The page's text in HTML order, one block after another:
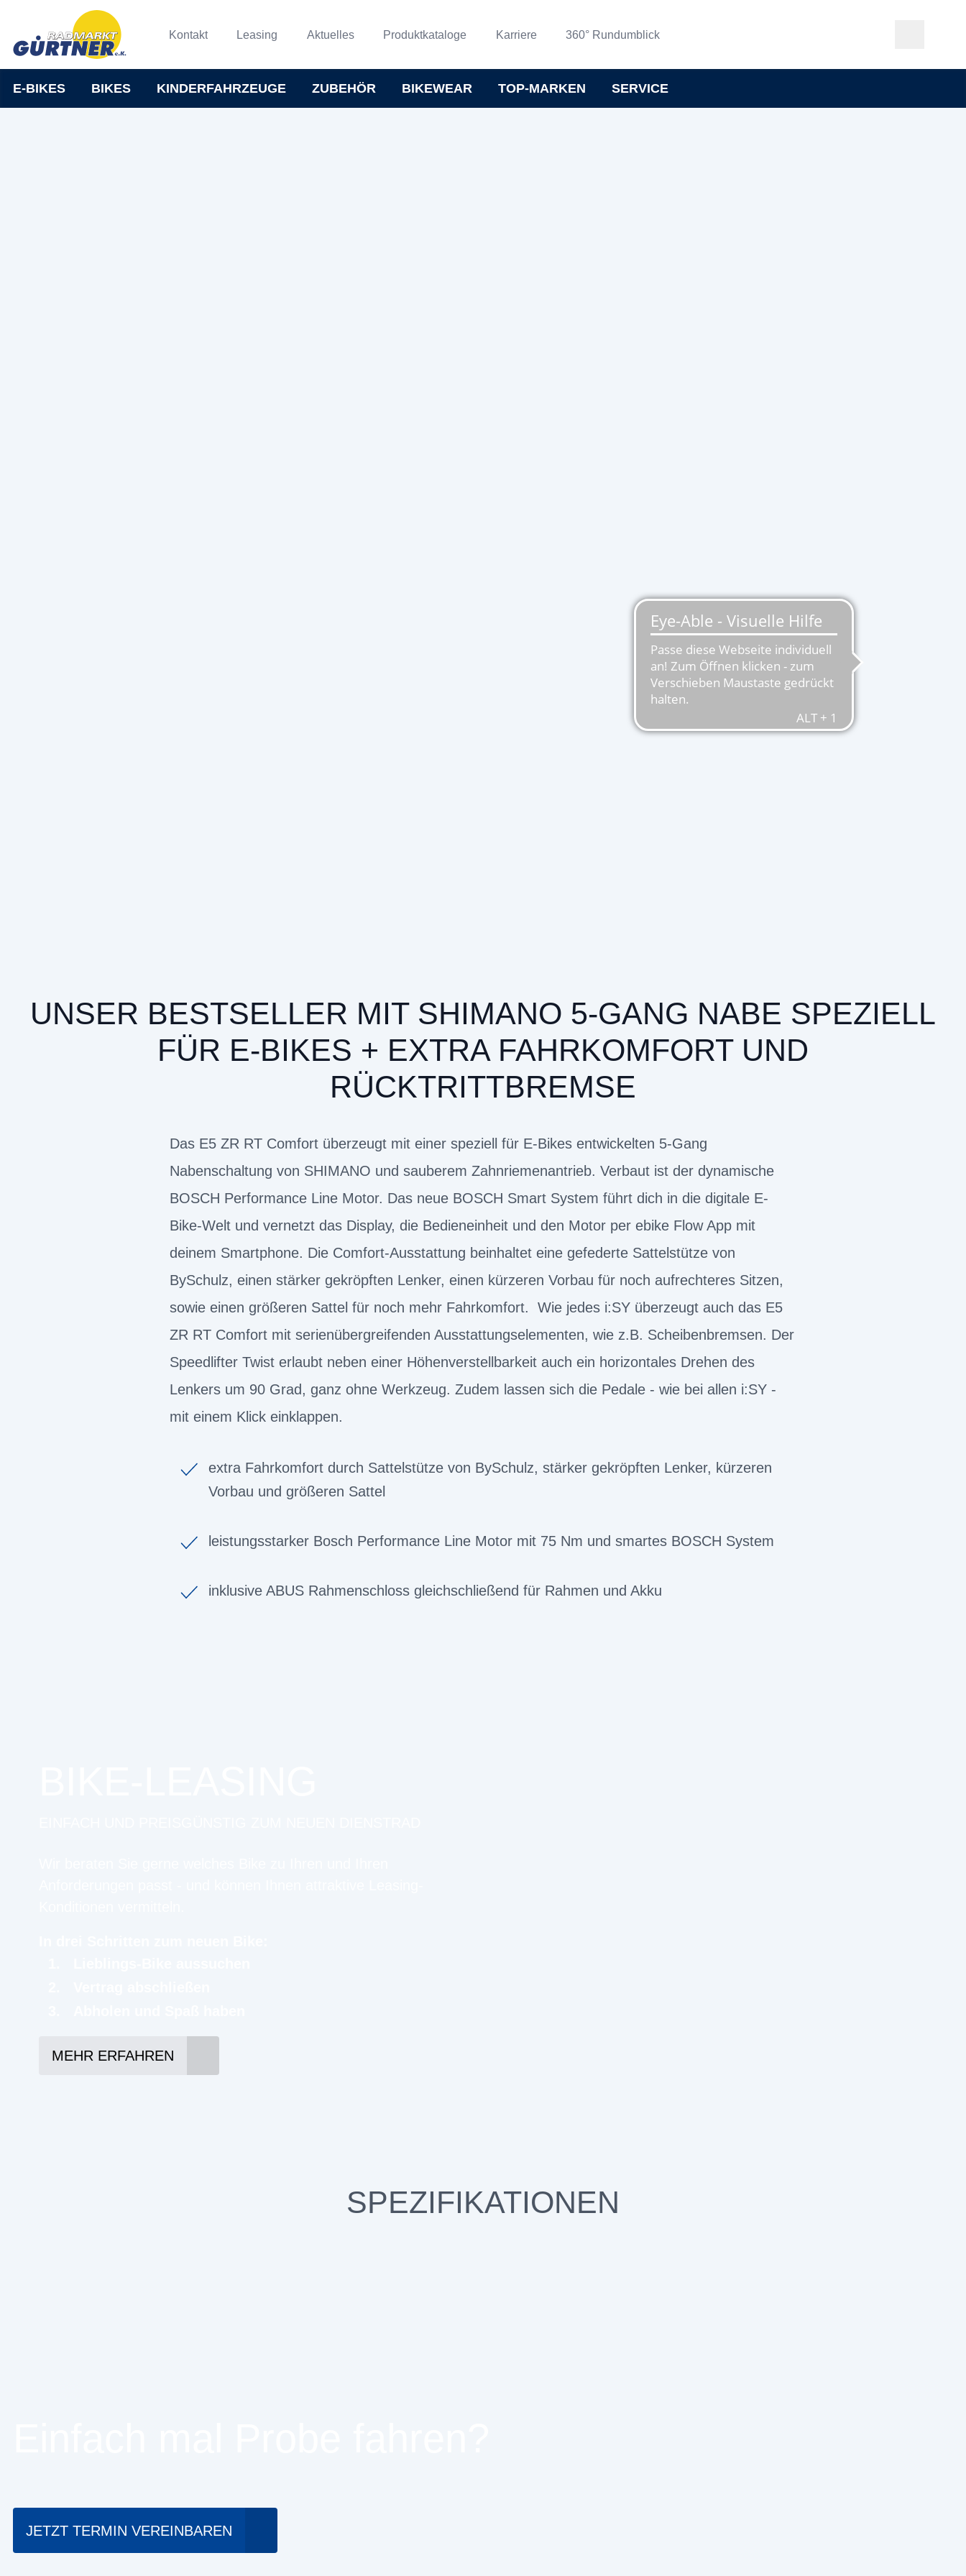
Kontakt Leasing Aktuelles Produktkataloge Karriere 360° Rundumblick
E-BIKES BIKES KINDERFAHRZEUGE ZUBEHÖR BIKEWEAR TOP-MARKEN SERVICE
UNSER BESTSELLER MIT SHIMANO 5-GANG NABE SPEZIELL
FÜR E-BIKES + EXTRA FAHRKOMFORT UND
RÜCKTRITTBREMSE
Das E5 ZR RT Comfort überzeugt mit einer speziell für E-Bikes entwickelten 5-Gang
Nabenschaltung von SHIMANO und sauberem Zahnriemenantrieb. Verbaut ist der dynamische
BOSCH Performance Line Motor. Das neue BOSCH Smart System führt dich in die digitale E-
Bike-Welt und vernetzt das Display, die Bedieneinheit und den Motor per ebike Flow App mit
deinem Smartphone. Die Comfort-Ausstattung beinhaltet eine gefederte Sattelstütze von
BySchulz, einen stärker gekröpften Lenker, einen kürzeren Vorbau für noch aufrechteres Sitzen,
sowie einen größeren Sattel für noch mehr Fahrkomfort. Wie jedes i:SY überzeugt auch das E5
ZR RT Comfort mit serienübergreifenden Ausstattungselementen, wie z.B. Scheibenbremsen. Der
Speedlifter Twist erlaubt neben einer Höhenverstellbarkeit auch ein horizontales Drehen des
Lenkers um 90 Grad, ganz ohne Werkzeug. Zudem lassen sich die Pedale - wie bei allen i:SY -
mit einem Klick einklappen.
extra Fahrkomfort durch Sattelstütze von BySchulz, stärker gekröpften Lenker, kürzeren
Vorbau und größeren Sattel
leistungsstarker Bosch Performance Line Motor mit 75 Nm und smartes BOSCH System
inklusive ABUS Rahmenschloss gleichschließend für Rahmen und Akku
MEHR ERFAHREN
SPEZIFIKATIONEN
JETZT TERMIN VEREINBAREN